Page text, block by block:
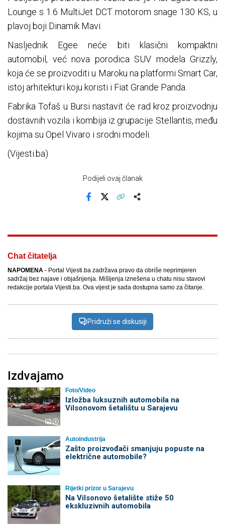
Lounge s 1.6 MultiJet DCT motorom snage 130 KS, u
plavoj boji Dinamik Mavi.
Nasljednik Egee neće biti klasični kompaktni
automobil, već nova porodica SUV modela Grizzly,
koja će se proizvoditi u Maroku na platformi Smart Car,
istoj arhitekturi koju koristi i Fiat Grande Panda.
Fabrika Tofaš u Bursi nastavit će rad kroz proizvodnju
dostavnih vozila i kombija iz grupacije Stellantis, među
kojima su Opel Vivaro i srodni modeli.
(Vijesti.ba)
Podijeli ovaj članak
Facebook
Chat čitatelja
NAPOMENA - Portal Vijesti.ba zadržava pravo da obriše neprimjeren
sadržaj bez najave i objašnjenja. Mišljenja iznešena u chatu nisu stavovi
redakcije portala Vijesti.ba. Ova vijest je sada dostupna samo za čitanje.
Pridruži se diskusiji
Izdvajamo
Foto/Video
Izložba luksuznih automobila na
Vilsonovom šetalištu u Sarajevu
Autoindustrija
Zašto proizvođači smanjuju popuste na
električne automobile?
Rijetki prizor u Sarajevu
Na Vilsonovo šetalište stiže 50
ekskluzivnih automobila